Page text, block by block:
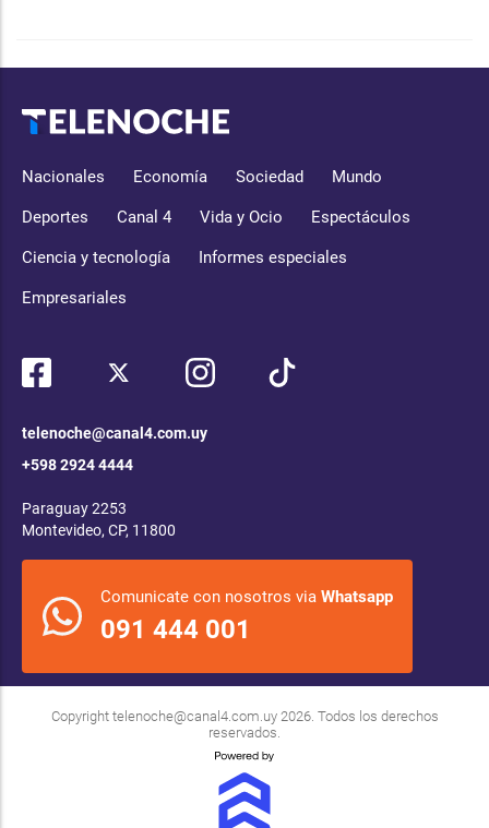
Nacionales Economía Sociedad Mundo
Deportes Canal 4 Vida y Ocio Espectáculos
Ciencia y tecnología Informes especiales
Empresariales
telenoche@canal4.com.uy
+598 2924 4444
Paraguay 2253
Montevideo, CP, 11800
Comunicate con nosotros via Whatsapp
091 444 001
Copyright telenoche@canal4.com.uy2026. Todos los derechos
reservados.